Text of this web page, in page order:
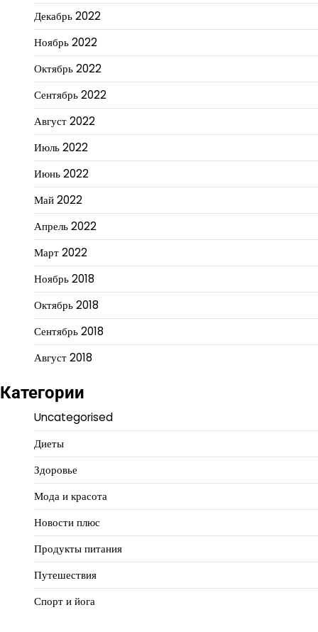
Декабрь 2022
Ноябрь 2022
Октябрь 2022
Сентябрь 2022
Август 2022
Июль 2022
Июнь 2022
Май 2022
Апрель 2022
Март 2022
Ноябрь 2018
Октябрь 2018
Сентябрь 2018
Август 2018
Категории
Uncategorised
Диеты
Здоровье
Мода и красота
Новости плюс
Продукты питания
Путешествия
Спорт и йога